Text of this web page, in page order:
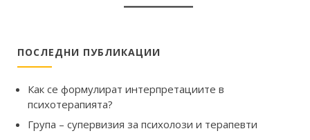
ПОСЛЕДНИ ПУБЛИКАЦИИ
Как се формулират интерпретациите в
психотерапията?
Група – супервизия за психолози и терапевти